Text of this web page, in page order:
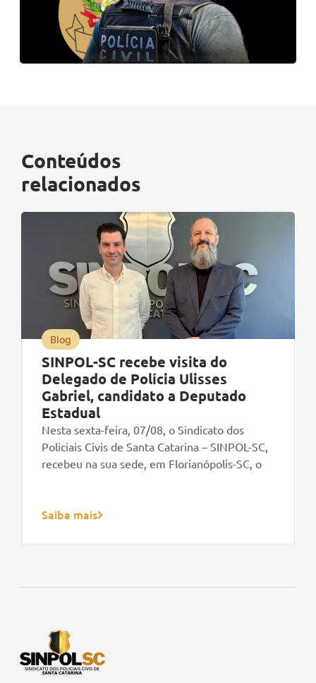
Conteúdos
relacionados
Blog
SINPOL-SC recebe visita do
Delegado de Polícia Ulisses
Gabriel, candidato a Deputado
Estadual
Nesta sexta-feira, 07/08, o Sindicato dos
Policiais Civis de Santa Catarina – SINPOL-SC,
recebeu na sua sede, em Florianópolis-SC, o
Saiba mais